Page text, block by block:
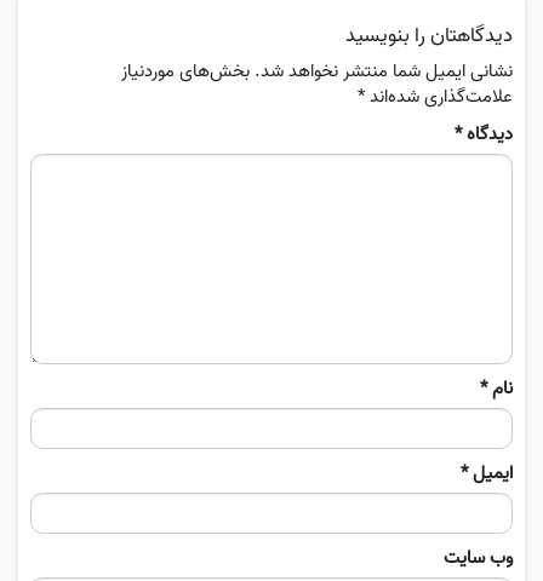
دیدگاهتان را بنویسید
نشانی ایمیل شما منتشر نخواهد شد. بخش‌های موردنیاز
علامت‌گذاری شده‌اند*
دیدگاه*
نام*
ایمیل*
وب‌ سایت